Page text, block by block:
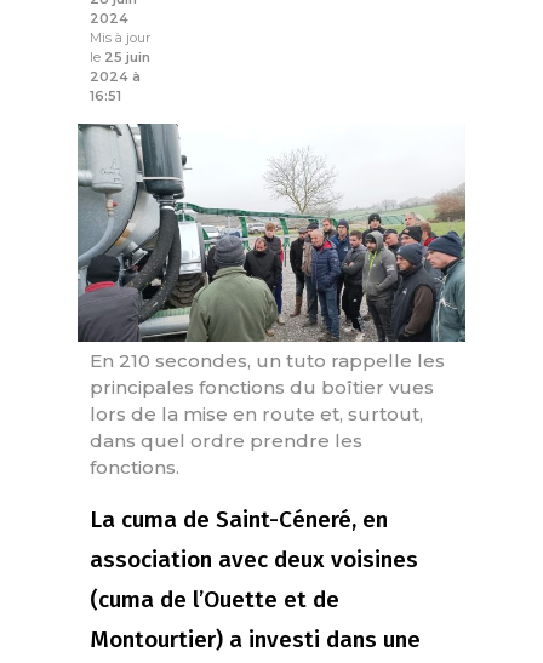
2024
Mis à jour
le 25 juin
2024 à
16:51
En 210 secondes, un tuto rappelle les
principales fonctions du boîtier vues
lors de la mise en route et, surtout,
dans quel ordre prendre les
fonctions.
La cuma de Saint-Céneré, en
association avec deux voisines
(cuma de l’Ouette et de
Montourtier) a investi dans une